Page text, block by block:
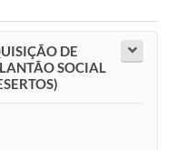
DE
SOCIAL